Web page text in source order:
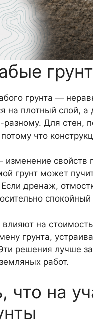
грунта —
на плотный слой,
разному. Для стен,
что
свойств
грунт может
дренаж,
на
грунта,
решения лучше
работ.
что на